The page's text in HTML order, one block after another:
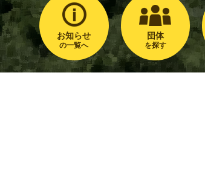
お知らせ
の一覧へ
団体
を探す